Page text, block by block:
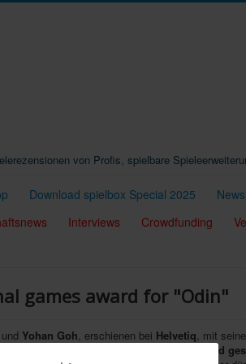
von Profis, spielbare
Download spielbox Special 2025
Interviews Crowdfunding
games award for "Odin"
und Yohan Goh, erschienen bei Helvetiq, mit
dazu eignen,
generationenübergreifend